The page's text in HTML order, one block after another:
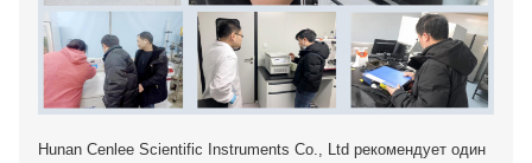
Hunan Cenlee Scientific Instruments Co., Ltd рекомендует один